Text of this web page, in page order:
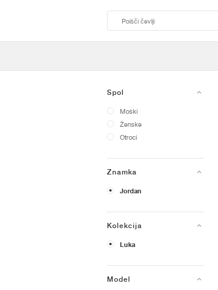
Spol
Moški
Ženske
Otroci
Znamka
Jordan
Kolekcija
Luka
Model